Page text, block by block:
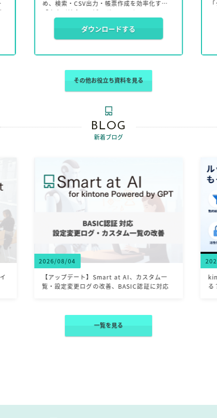
め、検索・CSV出力・帳票作成を効率化する
「文字列結合」の活用ガイドです。
基本機能では対応しづらいチェックボック
ス、複数選択、ユーザー選択、添付ファイル
イン」の特長を紹介しています。
ダウンロードする
「クラ
その他お役立ち資料を見る
BLOG
新着ブログ
2026/08/04
【アップデート】Smart at AI、カスタム一
覧・設定変更ログの改善、BASIC認証に対応
る
一覧を見る